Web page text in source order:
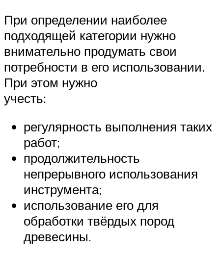
При определении наиболее
подходящей категории нужно
внимательно продумать свои
потребности в его использовании.
При этом нужно
учесть:
регулярность выполнения таких
работ;
продолжительность
непрерывного использования
инструмента;
использование его для
обработки твёрдых пород
древесины.